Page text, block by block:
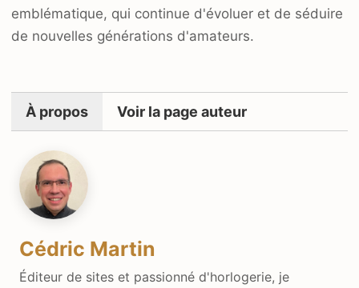
emblématique, qui continue d'évoluer et de séduire
de nouvelles générations d'amateurs.
À propos Voir la page auteur
Cédric Martin
Éditeur de sites et passionné d'horlogerie, je